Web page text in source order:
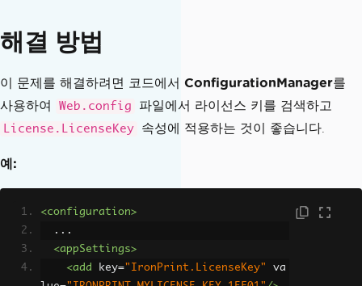
해결 방법
이 문제를 해결하려면 코드에서 ConfigurationManager를
사용하여
Web.config 파일에서 라이선스 키를 검색하고
License.LicenseKey 속성에 적용하는 것이 좋습니다.
예:
<configuration>
  ...
<appSettings>
<add
key="IronPrint.LicenseKey"
va